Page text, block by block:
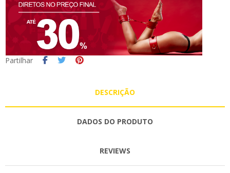
Partilhar
DESCRIÇÃO
DADOS DO PRODUTO
REVIEWS